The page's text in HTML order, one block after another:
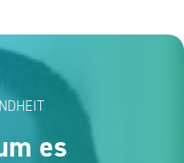
es